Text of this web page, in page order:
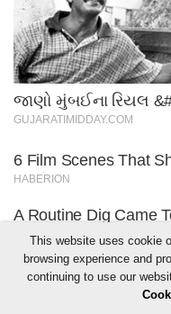
This website uses cookie
browsing experience and
continuing to use our